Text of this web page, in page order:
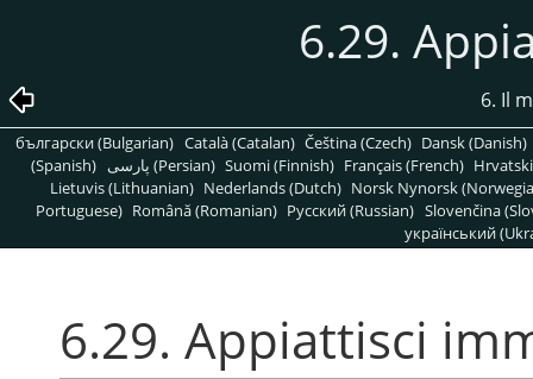
6.29.
6. Il
български (Bulgarian) Català (Catalan) Čeština (Czech) Dansk (Danish)
(Spanish)
پارسی (Persian) Suomi (Finnish) Français (French)
Lietuvis (Lithuanian) Nederlands (Dutch) Norsk Nynorsk
Portuguese) Română (Romanian) Pусский (Russian) Slovenčina
український
6.29. Appiattisci